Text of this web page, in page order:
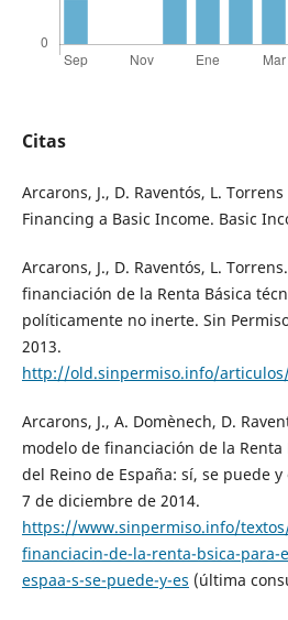
Citas
Arcarons, J., D. Raventós, L.
Financing a Basic Income. Basic
Arcarons, J., D. Raventós, L.
financiación de la Renta Básica
políticamente no inerte. Sin
2013.
http://old.sinpermiso.info/
Arcarons, J., A. Domènech, D.
modelo de financiación de la
del Reino de España: sí, se puede
7 de diciembre de 2014.
https://www.sinpermiso.info/
financiacin-de-la-renta-bsica-para-
espaa-s-se-puede-y-es (última